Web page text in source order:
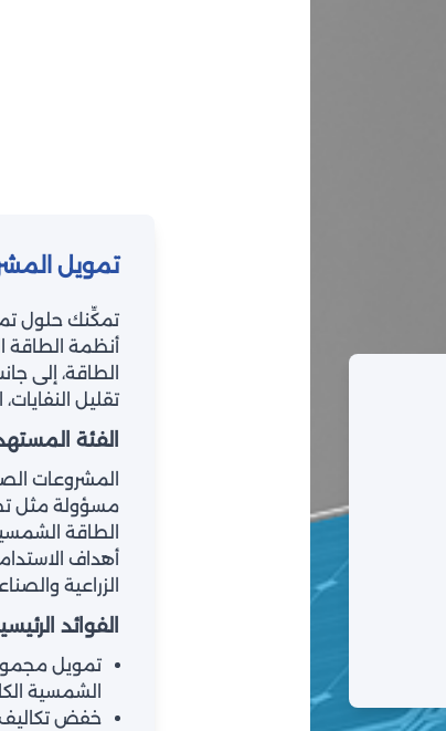
تمويل
تمكِّنك حلول
أنظمة الطاقة
الطاقة، إلى
تقليل
الفئة
المشروعات
مسؤولة مثل
الطاقة
الزراعية
الفوائد
تمويل
الشمسية
خفض تكاليف